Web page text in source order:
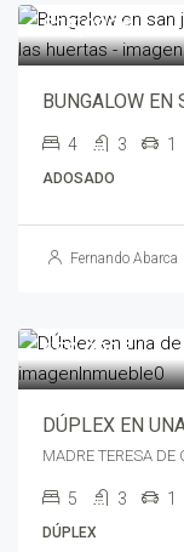
525,000€
4 3 1
ADOSADO
Fernando Abarca
650,000€
MADRE TERESA
5 3 1
DÚPLEX